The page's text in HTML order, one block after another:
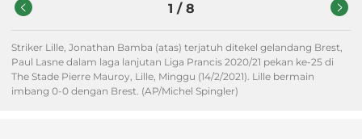
1 / 8
Striker Lille, Jonathan Bamba (atas) terjatuh ditekel gelandang Brest,
Paul Lasne dalam laga lanjutan Liga Prancis 2020/21 pekan ke-25 di
The Stade Pierre Mauroy, Lille, Minggu (14/2/2021). Lille bermain
imbang 0-0 dengan Brest. (AP/Michel Spingler)